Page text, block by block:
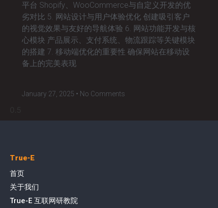
平台 Shopify、WooCommerce与自定义开发的优
劣对比 5. 网站设计与用户体验优化 创建吸引客户
的视觉效果与友好的导航体验 6. 网站功能开发与核
心模块 产品展示、支付系统、物流跟踪等关键模块
的搭建 7. 移动端优化的重要性 确保网站在移动设
备上的完美表现
January 27, 2025 No Comments
True-E
首页
关于我们
True-E 互联网研教院